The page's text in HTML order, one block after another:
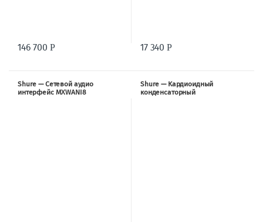
146 700 Р 17 340Р
Shure — Сетевой аудио
интерфейс MXWANI8
Shure — Кардиоидный
конденсаторный